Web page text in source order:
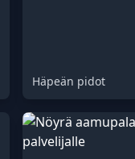
Häpeän pidot